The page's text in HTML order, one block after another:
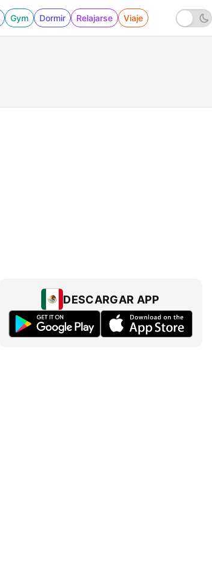
Gym Dormir Relajarse Viaje
DESCARGAR APP